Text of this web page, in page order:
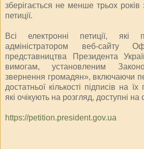
зберігається не менше трьох
петиції.
Всі електронні петиції, які
адміністратором веб-сайту
представництва Президента
вимогам, установленим
звернення громадян», включаючи
достатньої кількості підписів на їх
які очікують на розгляд, доступні на
https://petition.president.gov.ua